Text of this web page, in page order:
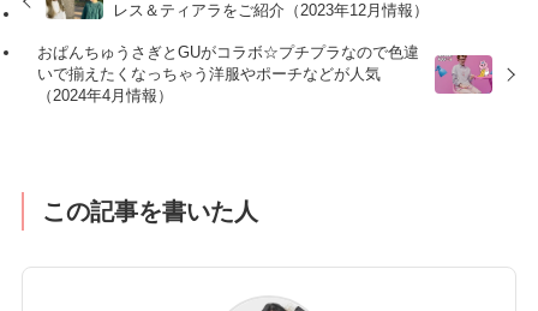
レス＆ティアラをご紹介（2023年12月情報）
おぱんちゅうさぎとGUがコラボ☆プチプラなので色違
いで揃えたくなっちゃう洋服やポーチなどが人気
（2024年4月情報）
この記事を書いた人